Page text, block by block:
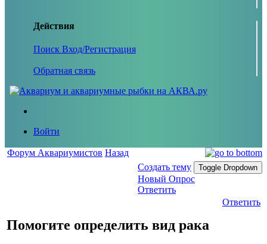
Действия
Поиск Вход/Регистрация
Обратная связь
Войти
Форум Аквариумистов Назад
Создать тему
Toggle Dropdown
Новый Опрос
Ответить
Ответить
Помогите определить вид рака